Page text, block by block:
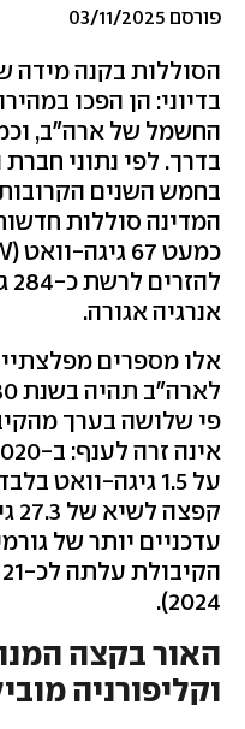
פורסם 03/11/2025
הסוללות בקנה מידה
בדיוני: הן הפכו
החשמל של ארה"ב,
בדרך. לפי נתוני
בחמש השנים
המדינה סוללות
כמעט 67 גיגה-וואט (
להזרים לרשת כ-284 גיגה-וואט-שעה (
אנרגיה אגורה.
אלו מספרים
פי שלושה בערך
עדכניים יותר של
2024).
האור בקצה
וקליפורניה